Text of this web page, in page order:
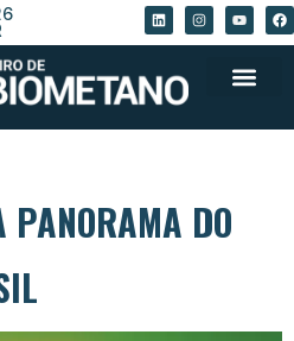
PANORAMA DO